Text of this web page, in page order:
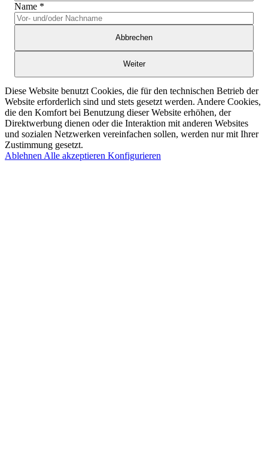
Name *
Abbrechen
Weiter
Diese Website benutzt Cookies, die für den technischen Betrieb der
Website erforderlich sind und stets gesetzt werden. Andere Cookies,
die den Komfort bei Benutzung dieser Website erhöhen, der
Direktwerbung dienen oder die Interaktion mit anderen Websites
und sozialen Netzwerken vereinfachen sollen, werden nur mit Ihrer
Zustimmung gesetzt.
Ablehnen Alle akzeptieren Konfigurieren